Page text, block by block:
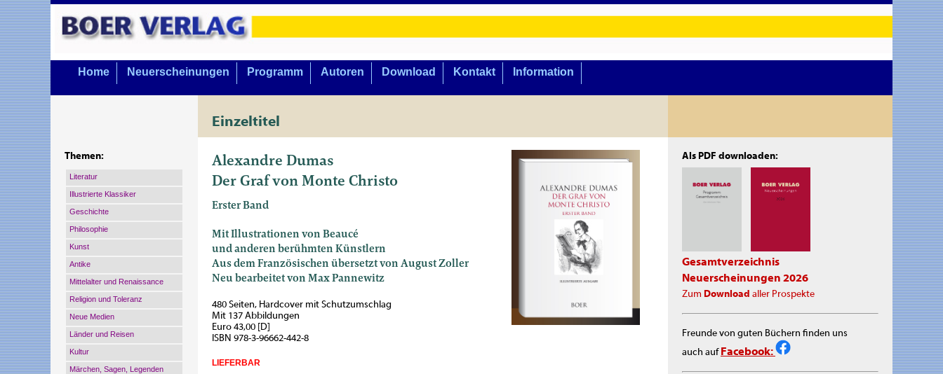
Home Neuerscheinungen Programm Autoren Download Kontakt Information
Einzeltitel
Themen:
Literatur
Illustrierte Klassiker
Geschichte
Philosophie
Kunst
Antike
Mittelalter und Renaissance
Religion und Toleranz
Neue Medien
Länder und Reisen
Kultur
Märchen, Sagen, Legenden
Alexandre Dumas
Der Graf von Monte Christo
Erster Band
Mit Illustrationen von Beaucé
und anderen berühmten Künstlern
Aus dem Französischen übersetzt von August Zoller
Neu bearbeitet von Max Pannewitz
480 Seiten, Hardcover mit Schutzumschlag
Mit 137 Abbildungen
Euro 43,00 [D]
ISBN 978-3-96662-442-8
LIEFERBAR
Als PDF downloaden:
Gesamtverzeichnis
Neuerscheinungen 2026
Zum Download aller Prospekte
Freunde von guten Büchern finden uns
auch auf Facebook: